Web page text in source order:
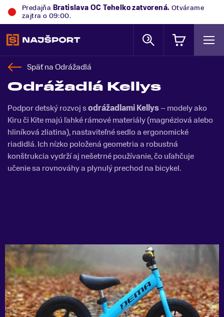
Predajňa Bratislava OC Tehelkozatvorená. Otvárame
zajtra o 09:00.
Späť naOdrážadlá
Odrážadlá Kellys
Podpor detský rozvoj sodrážadlami Kellys– modely ako
Kiru či Kite majú ľahké rámové materiály (magnéziová alebo
hliníková zliatina), nastaviteľné sedlo a ergonomické
riadidlá. Ich nízko položená geometria a robustná
konštrukcia vydrží aj nešetrné používanie, čo uľahčuje
učenie sa rovnováhy a plynulý prechod na bicykel.